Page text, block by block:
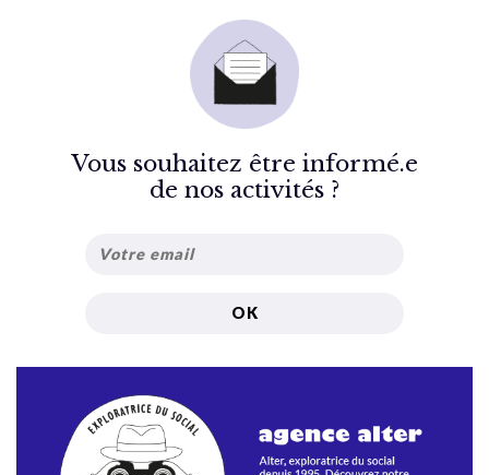
Vous souhaitez être informé.e
de nos activités ?